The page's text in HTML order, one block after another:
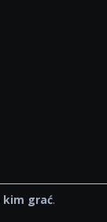
kim grać.